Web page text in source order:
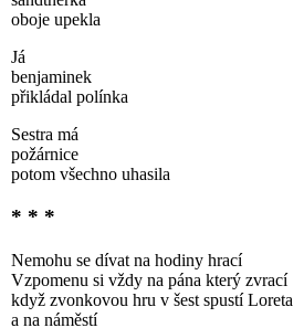
oboje upekla
Já
benjaminek
přikládal polínka
Sestra má
požárnice
potom všechno uhasila
* * *
Nemohu se dívat na hodiny hrací
Vzpomenu si vždy na pána který zvrací
když zvonkovou hru v šest spustí Loreta
a na náměstí